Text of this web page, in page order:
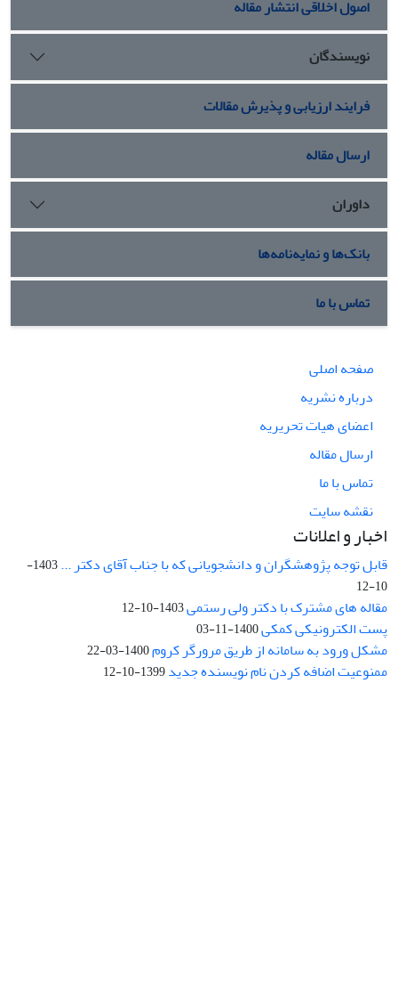
اصول اخلاقی انتشار مقاله
نویسندگان
فرایند ارزیابی و پذیرش مقالات
ارسال مقاله
داوران
بانک‌ها و نمایه‌نامه‌ها
تماس با ما
صفحه اصلی
درباره نشریه
اعضای هیات تحریریه
ارسال مقاله
تماس با ما
نقشه سایت
اخبار و اعلانات
قابل توجه پژوهشگران و دانشجویانی که با جناب آقای دکتر ...
1403-
10-12
مقاله های مشترک با دکتر ولی رستمی1403-10-12
پست الکترونیکی کمکی1400-11-03
مشکل ورود به سامانه از طریق مرورگر کروم1400-03-22
ممنوعیت اضافه کردن نام نویسنده جدید1399-10-12